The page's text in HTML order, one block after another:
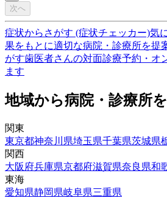
次へ
症状からさがす (症状チェッカー)気
果をもとに適切な病院・診療所を提
がす歯医者さんの対面診療予約・オ
ます
地域から病院・診療所
関東
東京都神奈川県埼玉県千葉県茨城県
関西
大阪府兵庫県京都府滋賀県奈良県和
東海
愛知県静岡県岐阜県三重県